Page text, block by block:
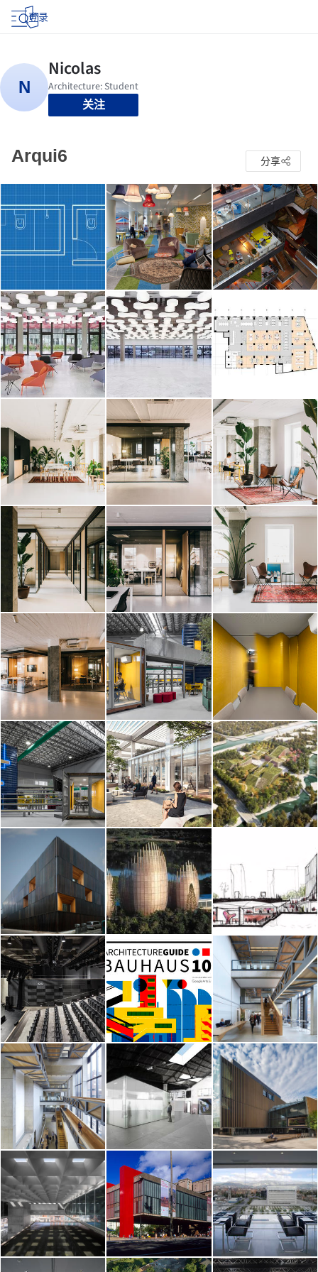
登录
关注
Arqui6 分享